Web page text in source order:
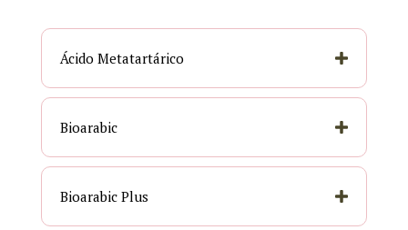
Ácido Metatartárico
Bioarabic
Bioarabic Plus